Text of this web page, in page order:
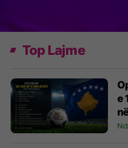
Top Lajme
e